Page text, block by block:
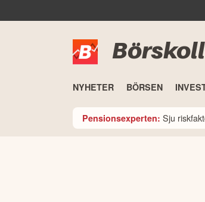
NYHETER BÖRSEN
Pensionsexperten: Sju